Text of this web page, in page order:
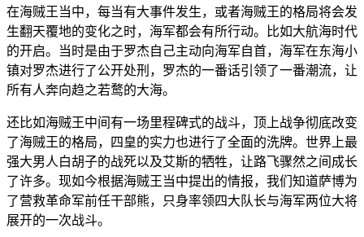
在海贼王当中，每当有大事件发生，或者海贼王的格局将会发
生翻天覆地的变化之时，海军都会有所行动。比如大航海时代
的开启。当时是由于罗杰自己主动向海军自首，海军在东海小
镇对罗杰进行了公开处刑，罗杰的一番话引领了一番潮流，让
所有人奔向趋之若鹜的大海。
还比如海贼王中间有一场里程碑式的战斗，顶上战争彻底改变
了海贼王的格局，四皇的实力也进行了全面的洗牌。世界上最
强大男人白胡子的战死以及艾斯的牺牲，让路飞骤然之间成长
了许多。现如今根据海贼王当中提出的情报，我们知道萨博为
了营救革命军前任干部熊，只身率领四大队长与海军两位大将
展开的一次战斗。